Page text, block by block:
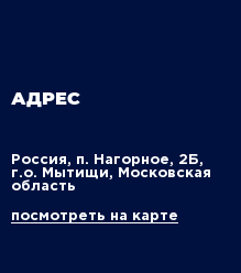
АДРЕС
Россия, п. Нагорное, 2Б,
г.о. Мытищи, Московская
область
посмотреть на карте